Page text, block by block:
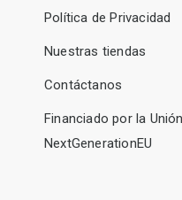
Política de Privacidad
Nuestras tiendas
Contáctanos
Financiado por la
NextGenerationEU